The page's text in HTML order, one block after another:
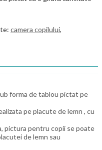
camera copilului,
forma de tablou pictat pe
pe placute de lemn , cu
pictura pentru copii se poate
de lemn sau